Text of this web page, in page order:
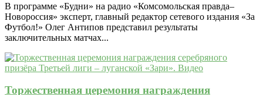
В программе «Будни» на радио «Комсомольская правда–
Новороссия» эксперт, главный редактор сетевого издания «За
Футбол!» Олег Антипов представил результаты
заключительных матчах...
Торжественная церемония награждения